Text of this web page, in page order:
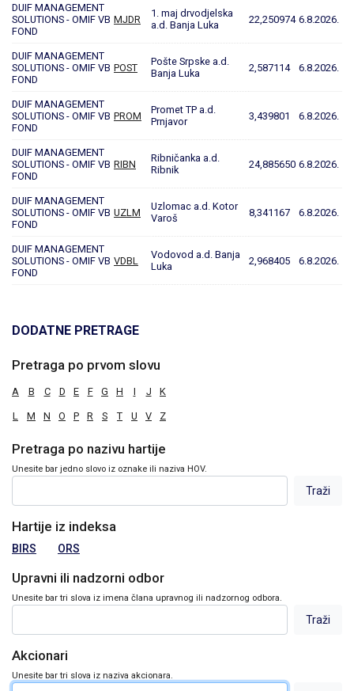
DUIF MANAGEMENT
SOLUTIONS - OMIF VB
FOND
MJDR
1. maj drvodjelska
a.d. Banja Luka
22,250974 6.8.2026.
DUIF MANAGEMENT
SOLUTIONS - OMIF VB
FOND
POST
Pošte Srpske a.d.
Banja Luka
2,587114 6.8.2026.
DUIF MANAGEMENT
SOLUTIONS - OMIF VB
FOND
PROM
Promet TP a.d.
Prnjavor
3,439801 6.8.2026.
DUIF MANAGEMENT
SOLUTIONS - OMIF VB
FOND
RIBN
Ribničanka a.d.
Ribnik
24,885650 6.8.2026.
DUIF MANAGEMENT
SOLUTIONS - OMIF VB
FOND
UZLM
Uzlomac a.d. Kotor
Varoš
8,341167 6.8.2026.
DUIF MANAGEMENT
SOLUTIONS - OMIF VB
FOND
VDBL
Vodovod a.d. Banja
Luka
2,968405 6.8.2026.
DODATNE PRETRAGE
Pretraga po prvom slovu
A B C D E F G H I J K
L M N O P R S T U V Z
Pretraga po nazivu hartije
Unesite bar jedno slovo iz oznake ili naziva HOV.
Hartije iz indeksa
BIRS ORS
Upravni ili nadzorni odbor
Unesite bar tri slova iz imena člana upravnog ili nadzornog odbora.
Akcionari
Unesite bar tri slova iz naziva akcionara.